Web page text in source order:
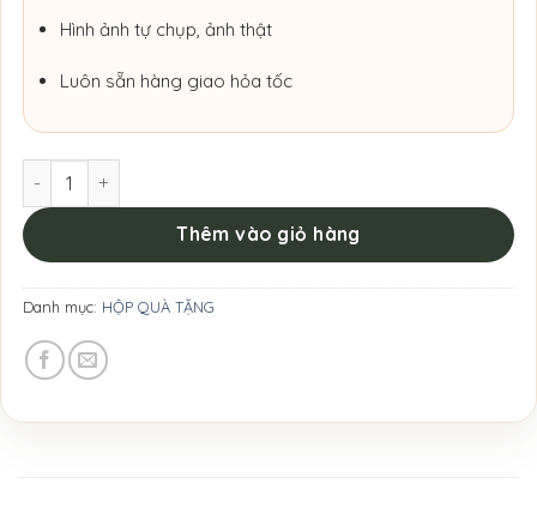
Hình ảnh tự chụp, ảnh thật
Luôn sẵn hàng giao hỏa tốc
Hộp Quà Chữ Nhật Phối Hoa số lượng
Thêm vào giỏ hàng
Danh mục: HỘP QUÀ TẶNG